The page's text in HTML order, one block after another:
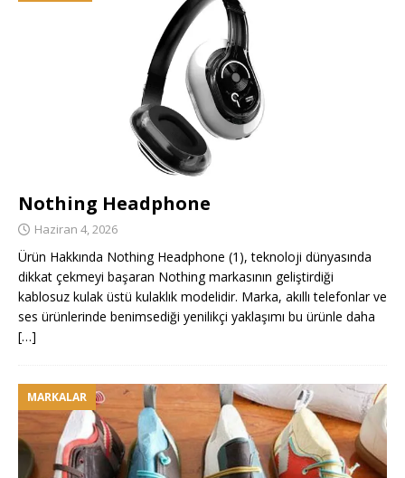
Nothing Headphone
Haziran 4, 2026
Ürün Hakkında Nothing Headphone (1), teknoloji dünyasında
dikkat çekmeyi başaran Nothing markasının geliştirdiği
kablosuz kulak üstü kulaklık modelidir. Marka, akıllı telefonlar ve
ses ürünlerinde benimsediği yenilikçi yaklaşımı bu ürünle daha
[…]
MARKALAR